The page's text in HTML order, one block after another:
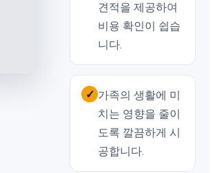
견적을 제공하여
비용 확인이 쉽습
니다.
✓ 가족의 생활에 미
치는 영향을 줄이
도록 깔끔하게 시
공합니다.